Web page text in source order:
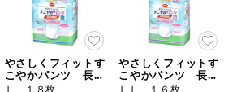
やさしくフィットす
こやかパンツ 長時
間用
Ｌ １８枚
やさしくフィットす
こやかパンツ 長時
間用
ＬＬ １６枚